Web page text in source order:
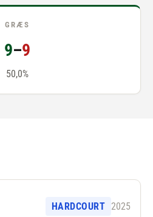
GRÆS
9–9
50,0%
HARDCOURT 2025